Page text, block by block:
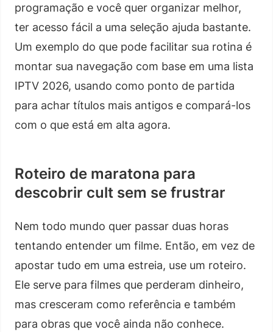
programação e você quer organizar melhor,
ter acesso fácil a uma seleção ajuda bastante.
Um exemplo do que pode facilitar sua rotina é
montar sua navegação com base em uma lista
IPTV 2026, usando como ponto de partida
para achar títulos mais antigos e compará-los
com o que está em alta agora.
Roteiro de maratona para
descobrir cult sem se frustrar
Nem todo mundo quer passar duas horas
tentando entender um filme. Então, em vez de
apostar tudo em uma estreia, use um roteiro.
Ele serve para filmes que perderam dinheiro,
mas cresceram como referência e também
para obras que você ainda não conhece.